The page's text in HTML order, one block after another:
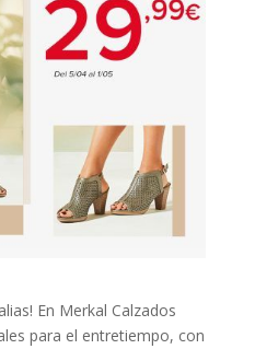
En Merkal Calzados
para el entretiempo, con